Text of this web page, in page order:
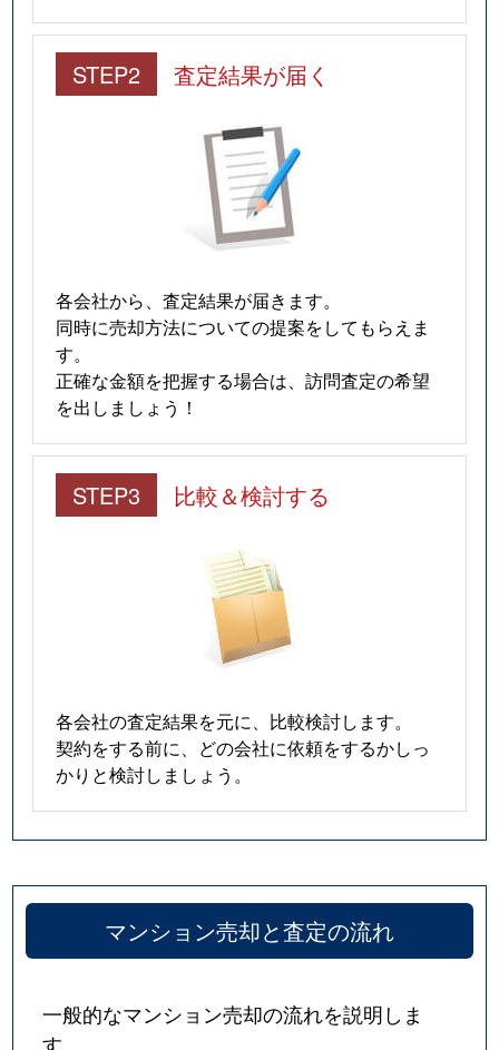
STEP2 査定結果が届く
各会社から、査定結果が届きます。
同時に売却方法についての提案をしてもらえま
す。
正確な金額を把握する場合は、訪問査定の希望
を出しましょう！
STEP3 比較＆検討する
各会社の査定結果を元に、比較検討します。
契約をする前に、どの会社に依頼をするかしっ
かりと検討しましょう。
マンション売却と査定の流れ
一般的なマンション売却の流れを説明しま
す。